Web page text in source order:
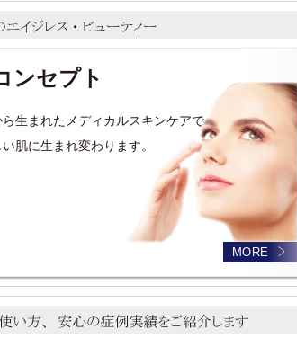
ンセプト
生まれたメディカルスキンケアで
肌に生まれ変わります。
MORE